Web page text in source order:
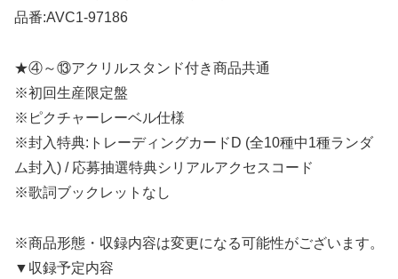
品番:AVC1-97186
★④～⑬アクリルスタンド付き商品共通
※初回生産限定盤
※ピクチャーレーベル仕様
※封入特典:トレーディングカードD (全10種中1種ランダ
ム封入) / 応募抽選特典シリアルアクセスコード
※歌詞ブックレットなし
※商品形態・収録内容は変更になる可能性がございます。
▼収録予定内容